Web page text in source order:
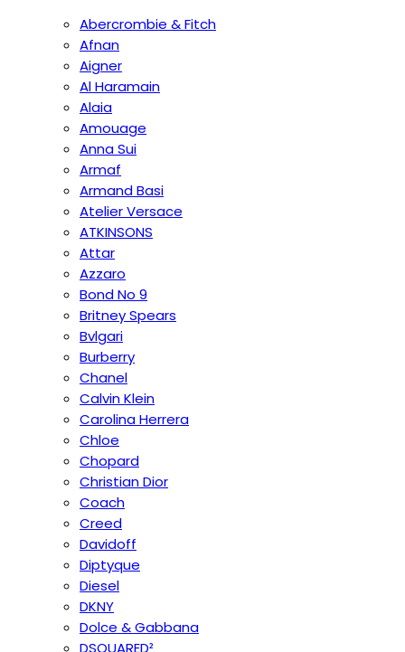
Abercrombie & Fitch
Afnan
Aigner
Al Haramain
Alaia
Amouage
Anna Sui
Armaf
Armand Basi
Atelier Versace
ATKINSONS
Attar
Azzaro
Bond No 9
Britney Spears
Bvlgari
Burberry
Chanel
Calvin Klein
Carolina Herrera
Chloe
Chopard
Christian Dior
Coach
Creed
Davidoff
Diptyque
Diesel
DKNY
Dolce & Gabbana
DSQUARED²